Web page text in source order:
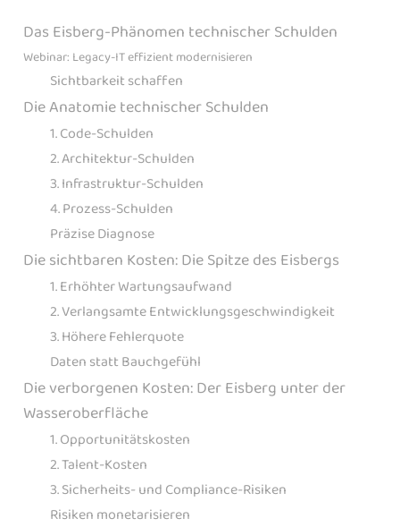
Das Eisberg-Phänomen technischer Schulden
Webinar: Legacy-IT effizient modernisieren
Sichtbarkeit schaffen
Die Anatomie technischer Schulden
1. Code-Schulden
2. Architektur-Schulden
3. Infrastruktur-Schulden
4. Prozess-Schulden
Präzise Diagnose
Die sichtbaren Kosten: Die Spitze des Eisbergs
1. Erhöhter Wartungsaufwand
2. Verlangsamte Entwicklungsgeschwindigkeit
3. Höhere Fehlerquote
Daten statt Bauchgefühl
Die verborgenen Kosten: Der Eisberg unter der
Wasseroberfläche
1. Opportunitätskosten
2. Talent-Kosten
3. Sicherheits- und Compliance-Risiken
Risiken monetarisieren